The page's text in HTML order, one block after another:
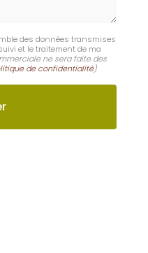
des données transmises
et le traitement de ma
ne sera faite des
de confidentialité)